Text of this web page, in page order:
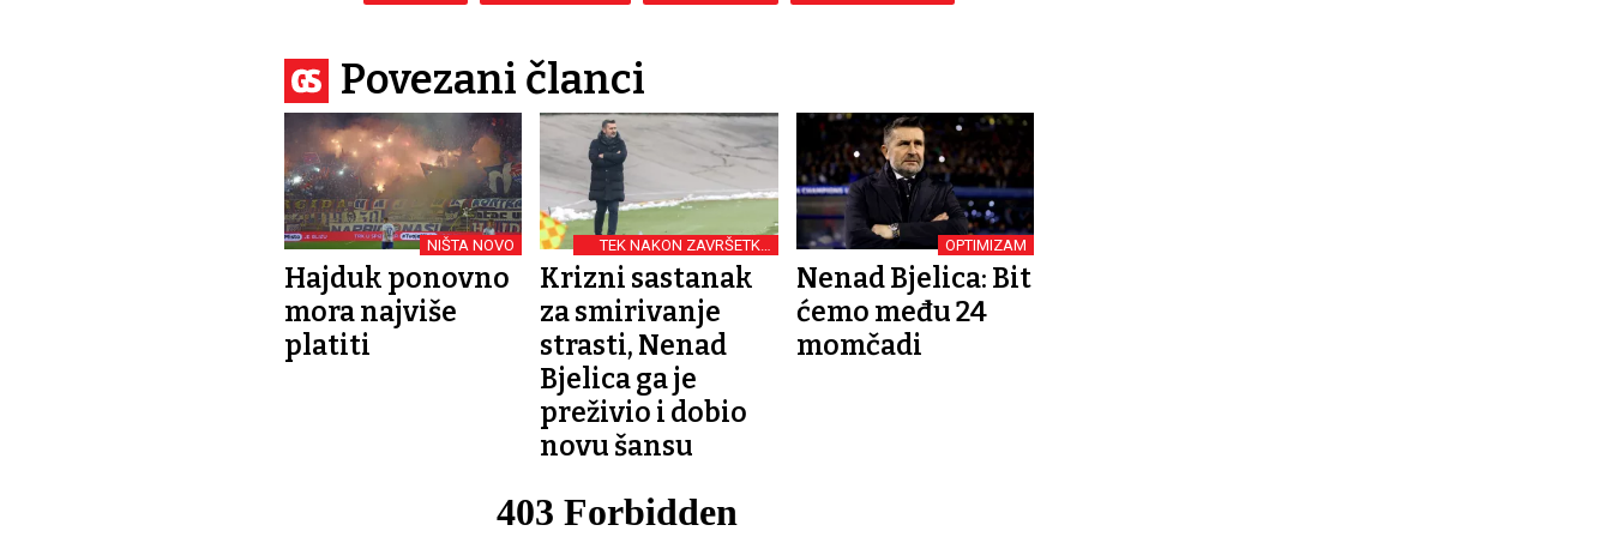
Povezani članci
NIŠTA NOVO
Hajduk ponovno
mora najviše
platiti
TEK NAKON ZAVRŠETKA
JESENI DETALJNA
ANALIZA
Krizni sastanak
za smirivanje
strasti, Nenad
Bjelica ga je
preživio i dobio
novu šansu
OPTIMIZAM
Nenad Bjelica: Bit
ćemo među 24
momčadi